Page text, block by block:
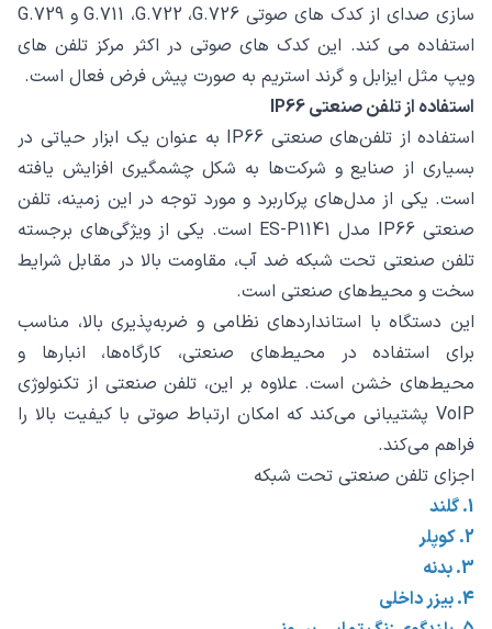
سازی صدای از کدک های صوتی G.711 ،G.722 ،G.726 و G.729
استفاده می کند. این کدک های صوتی در اکثر مرکز تلفن های
ویپ مثل ایزابل و گرند استریم به صورت پیش فرض فعال است.
استفاده از تلفن صنعتی IP66
استفاده از تلفن‌های صنعتی IP66 به عنوان یک ابزار حیاتی در
بسیاری از صنایع و شرکت‌ها به شکل چشمگیری افزایش یافته
است. یکی از مدل‌های پرکاربرد و مورد توجه در این زمینه، تلفن
صنعتی IP66 مدل ES-P1141 است. یکی از ویژگی‌های برجسته
تلفن صنعتی تحت شبکه ضد آب، مقاومت بالا در مقابل شرایط
سخت و محیط‌های صنعتی است.
این دستگاه با استانداردهای نظامی و ضربه‌پذیری بالا، مناسب
برای استفاده در محیط‌های صنعتی، کارگاه‌ها، انبارها و
محیط‌های خشن است. علاوه بر این، تلفن صنعتی از تکنولوژی
VoIP پشتیبانی می‌کند که امکان ارتباط صوتی با کیفیت بالا را
فراهم می‌کند.
اجزای تلفن صنعتی تحت شبکه
1. گلند
2. کوپلر
3. بدنه
4. بیزر داخلی